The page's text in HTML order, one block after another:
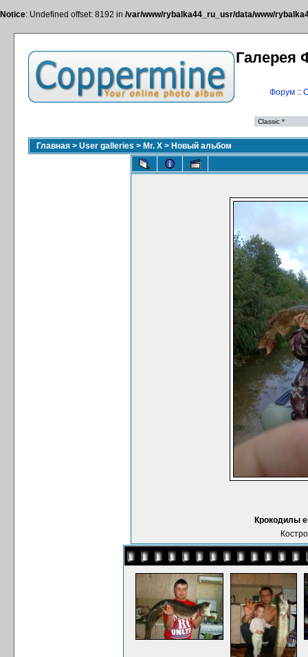
Notice: Undefined offset: 8192 in /var/www/rybalka44_ru_usr/data/www/
Галерея
Форум::
Главная > User galleries > Mr. X > Новый альбом
Крокодилы